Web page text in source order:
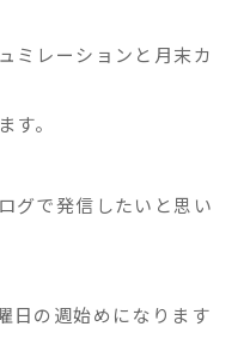
ミレーションと月末カ
す。
グで発信したいと思い
日の週始めになります